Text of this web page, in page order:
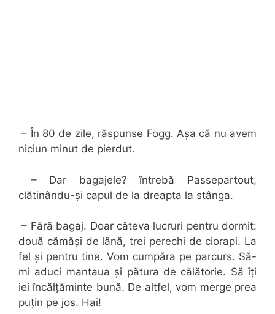
– În 80 de zile, răspunse Fogg. Așa că nu avem
niciun minut de pierdut.
– Dar bagajele? întrebă Passepartout,
clătinându-și capul de la dreapta la stânga.
– Fără bagaj. Doar câteva lucruri pentru dormit:
două cămăși de lână, trei perechi de ciorapi. La
fel și pentru tine. Vom cumpăra pe parcurs. Să-
mi aduci mantaua și pătura de călătorie. Să îți
iei încălțăminte bună. De altfel, vom merge prea
puțin pe jos. Hai!